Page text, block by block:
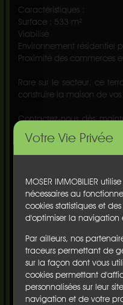
Votre Vie Privée
MOSER IMMOBILIER
nécessaires au
cookies statistiques et
d'optimiser la navigation
Par ailleurs, nos
traceurs permettant de
sur la façon dont vous
cookies permettant
personnalisées sur leur
navigation et de votre
Caractéristiques :
Surface : 533 m²
Viabilisé
Environnement résidentiel
Proximité des commerces
Rare sur le secteur, ce
construire la maison de vos
Contactez-nous dès
organiser une visite sur
Informations complémentaires
Surface du terrain :533 m²
Terrasse(s) :non
Balcon(s) :non
Cave :non
Garage :non
Parking :non
Chauffage :nc
Etage :nc
Ascenseur :non
Honoraires :€